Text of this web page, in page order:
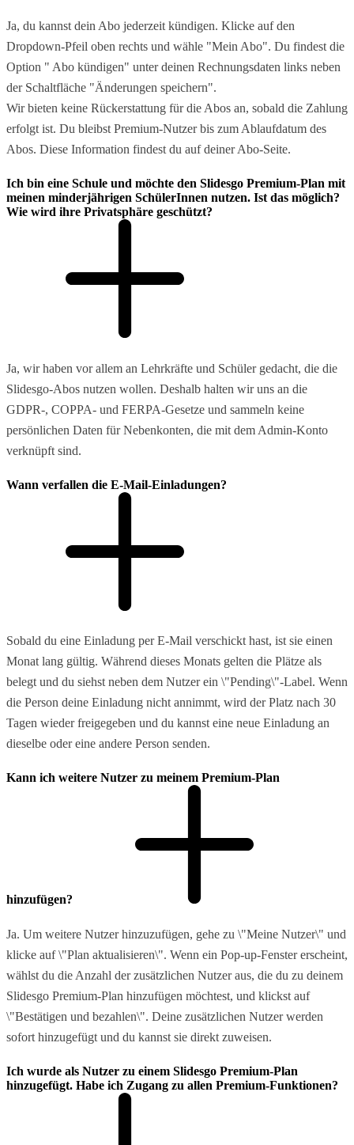
Ja, du kannst dein Abo jederzeit kündigen. Klicke auf den
Dropdown-Pfeil oben rechts und wähle "Mein Abo". Du findest die
Option " Abo kündigen" unter deinen Rechnungsdaten links neben
der Schaltfläche "Änderungen speichern".
Wir bieten keine Rückerstattung für die Abos an, sobald die Zahlung
erfolgt ist. Du bleibst Premium-Nutzer bis zum Ablaufdatum des
Abos. Diese Information findest du auf deiner Abo-Seite.
Ich bin eine Schule und möchte den Slidesgo Premium-Plan mit
meinen minderjährigen SchülerInnen nutzen. Ist das möglich?
Wie wird ihre Privatsphäre geschützt?
Ja, wir haben vor allem an Lehrkräfte und Schüler gedacht, die die
Slidesgo-Abos nutzen wollen. Deshalb halten wir uns an die
GDPR-, COPPA- und FERPA-Gesetze und sammeln keine
persönlichen Daten für Nebenkonten, die mit dem Admin-Konto
verknüpft sind.
Wann verfallen die E-Mail-Einladungen?
Sobald du eine Einladung per E-Mail verschickt hast, ist sie einen
Monat lang gültig. Während dieses Monats gelten die Plätze als
belegt und du siehst neben dem Nutzer ein \"Pending\"-Label. Wenn
die Person deine Einladung nicht annimmt, wird der Platz nach 30
Tagen wieder freigegeben und du kannst eine neue Einladung an
dieselbe oder eine andere Person senden.
Kann ich weitere Nutzer zu meinem Premium-Plan
hinzufügen?
Ja. Um weitere Nutzer hinzuzufügen, gehe zu \"Meine Nutzer\" und
klicke auf \"Plan aktualisieren\". Wenn ein Pop-up-Fenster erscheint,
wählst du die Anzahl der zusätzlichen Nutzer aus, die du zu deinem
Slidesgo Premium-Plan hinzufügen möchtest, und klickst auf
\"Bestätigen und bezahlen\". Deine zusätzlichen Nutzer werden
sofort hinzugefügt und du kannst sie direkt zuweisen.
Ich wurde als Nutzer zu einem Slidesgo Premium-Plan
hinzugefügt. Habe ich Zugang zu allen Premium-Funktionen?